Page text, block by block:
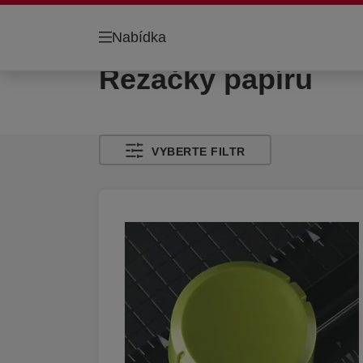
Nabídka
Řezačky papíru
VYBERTE FILTR